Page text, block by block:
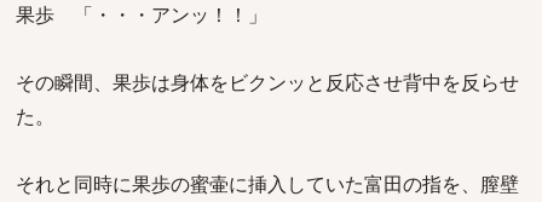
果歩 「・・・アンッ！！」
その瞬間、果歩は身体をビクンッと反応させ背中を反らせ
た。
それと同時に果歩の蜜壷に挿入していた富田の指を、膣壁